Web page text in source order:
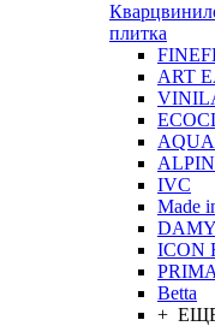
плитка
ART
IVC
Made
ICON
Betta
+